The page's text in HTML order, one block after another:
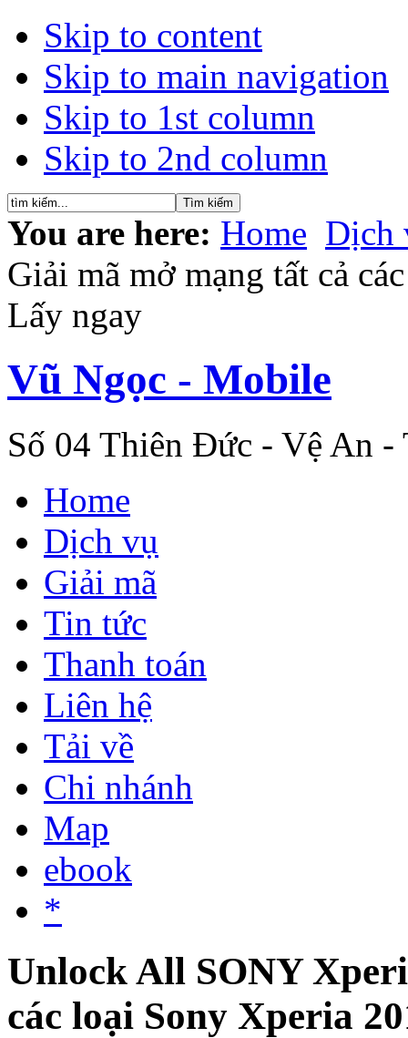
Skip to content
Skip to main navigation
Skip to 1st column
Skip to 2nd column
You are here: Home Dịch
Giải mã mở mạng tất cả
Lấy ngay
Vũ Ngọc - Mobile
Số 04 Thiên Đức - Vệ An
Home
Dịch vụ
Giải mã
Tin tức
Thanh toán
Liên hệ
Tải về
Chi nhánh
Map
ebook
*
Unlock All SONY
các loại Sony Xperia